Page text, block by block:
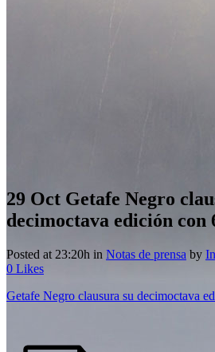
29 Oct Getafe Negro
decimoctava edición con
Posted at 23:20h in Notas de prensa by
0 Likes
Getafe Negro clausura su decimoctava